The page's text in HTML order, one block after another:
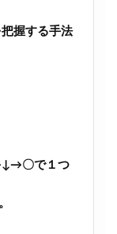
握する手法
〇で１つ